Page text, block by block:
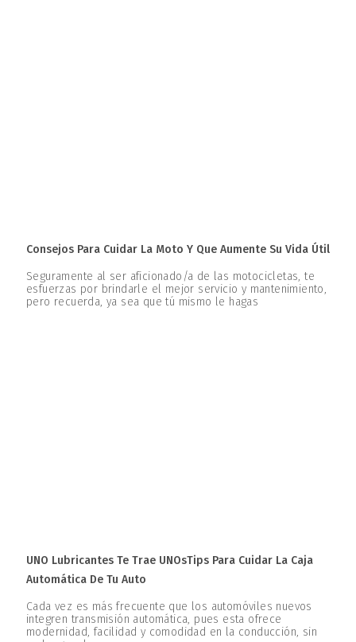
Consejos Para Cuidar La Moto Y Que Aumente Su Vida Útil
Seguramente al ser aficionado/a de las motocicletas, te
esfuerzas por brindarle el mejor servicio y mantenimiento,
pero recuerda, ya sea que tú mismo le hagas
UNO Lubricantes Te Trae UNOsTips Para Cuidar La Caja
Automática De Tu Auto
Cada vez es más frecuente que los automóviles nuevos
integren transmisión automática, pues esta ofrece
modernidad, facilidad y comodidad en la conducción, sin